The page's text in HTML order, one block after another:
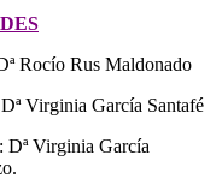
Rocío Rus Maldonado
Virginia García Santafé
: Dª Virginia García